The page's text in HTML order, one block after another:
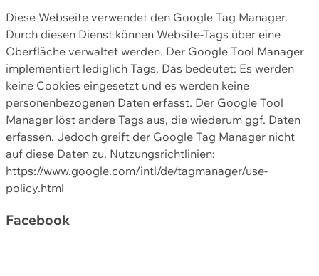
Diese Webseite verwendet den Google Tag Manager.
Durch diesen Dienst können Website-Tags über eine
Oberfläche verwaltet werden. Der Google Tool Manager
implementiert lediglich Tags. Das bedeutet: Es werden
keine Cookies eingesetzt und es werden keine
personenbezogenen Daten erfasst. Der Google Tool
Manager löst andere Tags aus, die wiederum ggf. Daten
erfassen. Jedoch greift der Google Tag Manager nicht
auf diese Daten zu. Nutzungsrichtlinien:
https://www.google.com/intl/de/tagmanager/use-
policy.html
Facebook